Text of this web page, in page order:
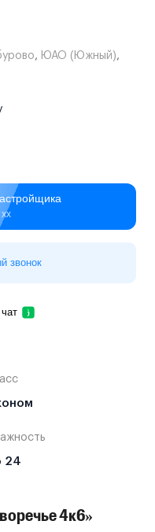
, ЮАО (Южный),
звонок
24
4к6»